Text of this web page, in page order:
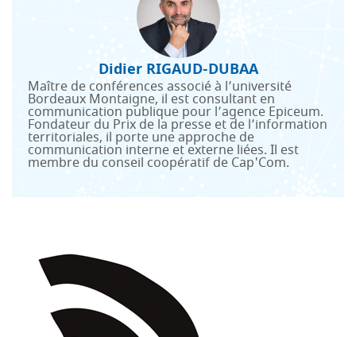
Didier RIGAUD-DUBAA
Maître de conférences associé à l’université
Bordeaux Montaigne, il est consultant en
communication publique pour l’agence Epiceum.
Fondateur du Prix de la presse et de l’information
territoriales, il porte une approche de
communication interne et externe liées. Il est
membre du conseil coopératif de Cap'Com.